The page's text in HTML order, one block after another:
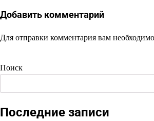
Добавить комментарий
Для отправки комментария вам необходимо
Поиск
Последние записи